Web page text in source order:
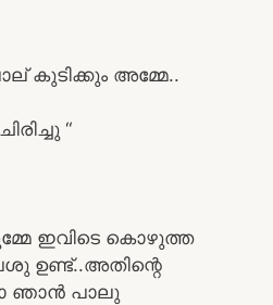
കുടിക്കും അമ്മേ..
“
ഇവിടെ കൊഴുത്ത
ഉണ്ട്..അതിന്റെ
ഞാൻ പാലു